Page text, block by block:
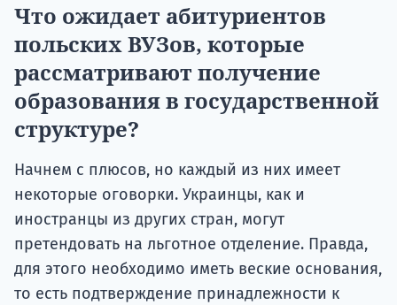
Что ожидает абитуриентов
польских ВУЗов, которые
рассматривают получение
образования в государственной
структуре?
Начнем с плюсов, но каждый из них имеет
некоторые оговорки. Украинцы, как и
иностранцы из других стран, могут
претендовать на льготное отделение. Правда,
для этого необходимо иметь веские основания,
то есть подтверждение принадлежности к